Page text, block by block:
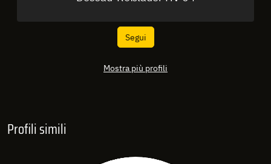
Segui
Mostra più profili
Profili simili